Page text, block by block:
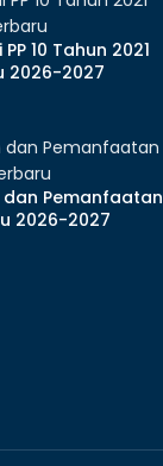
10 Tahun 2021
2026-2027
dan Pemanfaatan
2026-2027